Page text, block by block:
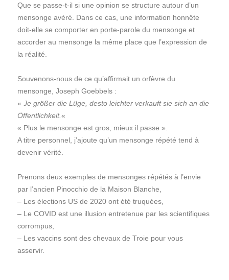
Que se passe-t-il si une opinion se structure autour d’un
mensonge avéré. Dans ce cas, une information honnête
doit-elle se comporter en porte-parole du mensonge et
accorder au mensonge la même place que l’expression de
la réalité.
Souvenons-nous de ce qu’affirmait un orfèvre du
mensonge, Joseph Goebbels :
« Je größer die Lüge, desto leichter verkauft sie sich an die
Öffentlichkeit.«
« Plus le mensonge est gros, mieux il passe ».
A titre personnel, j’ajoute qu’un mensonge répété tend à
devenir vérité.
Prenons deux exemples de mensonges répétés à l’envie
par l’ancien Pinocchio de la Maison Blanche,
– Les élections US de 2020 ont été truquées,
– Le COVID est une illusion entretenue par les scientifiques
corrompus,
– Les vaccins sont des chevaux de Troie pour vous
asservir.